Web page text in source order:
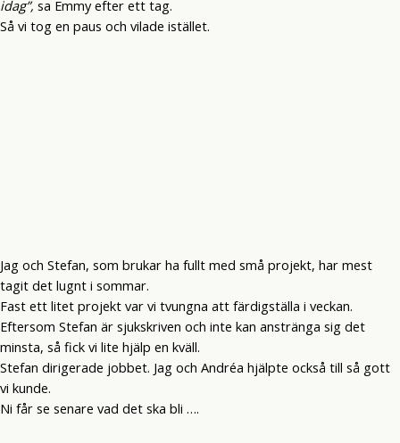
idag”, sa Emmy efter ett tag.
Så vi tog en paus och vilade istället.
Jag och Stefan, som brukar ha fullt med små projekt, har mest
tagit det lugnt i sommar.
Fast ett litet projekt var vi tvungna att färdigställa i veckan.
Eftersom Stefan är sjukskriven och inte kan anstränga sig det
minsta, så fick vi lite hjälp en kväll.
Stefan dirigerade jobbet. Jag och Andréa hjälpte också till så gott
vi kunde.
Ni får se senare vad det ska bli ….